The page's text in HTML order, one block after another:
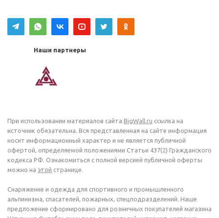
Наши партнеры
При использовании материалов сайта BigWall.ru ссылка на
источник обязательна. Вся представленная на сайте информация
носит информационный характер и не является публичной
офертой, определяемой положениями Статьи 437(2) Гражданского
кодекса РФ. Ознакомиться с полной версией публичной оферты
можно на этой странице.
Снаряжение и одежда для спортивного и промышленного
альпинизма, спасателей, пожарных, спецподразделений. Наше
предложение сформировано для розничных покупателей магазина